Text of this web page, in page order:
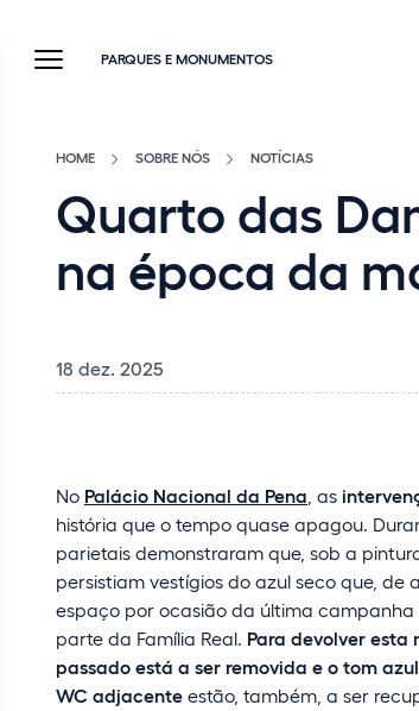
PARQUES E MONUMENTOS
HOME SOBRE NÓS NOTÍCIAS
Quarto das
na época da
18 dez. 2025
No Palácio Nacional da Pena , as
história que o tempo quase apagou.
parietais demonstraram que, sob a
persistiam vestígios do azul seco que,
espaço por ocasião da última
parte da Família Real. Para devolver
passado está a ser removida e o tom
WC adjacente estão, também, a ser